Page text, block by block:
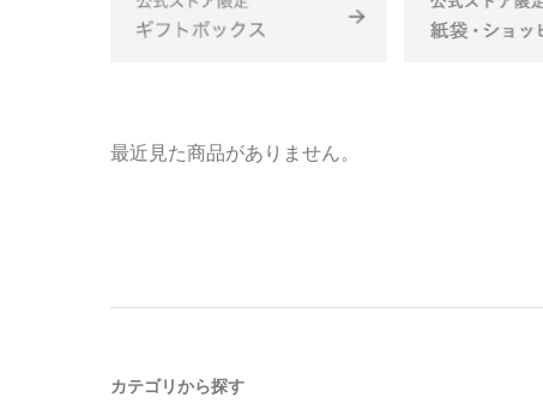
最近見た商品がありません。
カテゴリから探す